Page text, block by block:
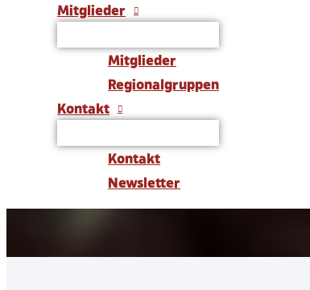
Mitglieder
Mitglieder
Regionalgruppen
Kontakt
Kontakt
Newsletter